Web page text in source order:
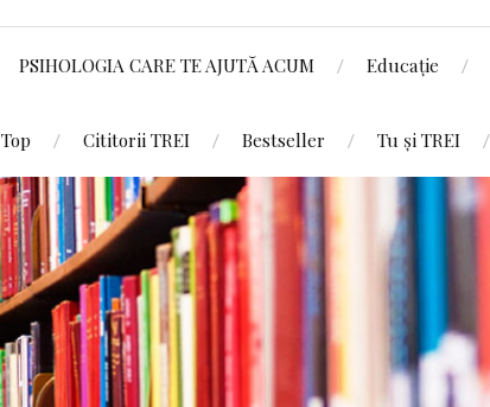
PSIHOLOGIA CARE TE AJUTĂ ACUM Educație
Top Cititorii TREI Bestseller Tu și TREI